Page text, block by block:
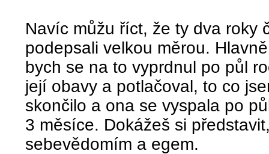
Navíc můžu říct, že ty dva roky
podepsali velkou měrou.
bych se na to vyprdnul po půl
její obavy a potlačoval, to co
skončilo a ona se vyspala po
3 měsíce. Dokážeš si
sebevědomím a egem.